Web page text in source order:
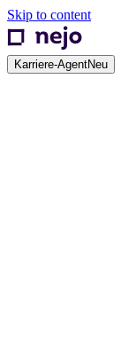
Skip to content
Karriere-AgentNeu